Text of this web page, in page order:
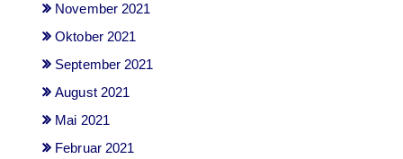
November 2021
Oktober 2021
September 2021
August 2021
Mai 2021
Februar 2021